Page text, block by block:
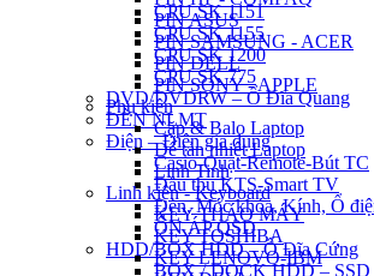
CPU SK 1151
CPU SK 1155
CPU SK 1200
CPU SK 775
DVD/DVDRW – Ổ Đĩa Quang
ĐÈN NLMT
Điện – Điện gia dụng
Casio-Quạt-Remote-Bút TC
Đầu thu KTS-Smart TV
Đèn, Móc khóa, Kính, Ổ
ỔN ÁP QSD
HDD/BOX HDD – Ổ Đĩa Cứng
BOX / DOCK HDD – SSD
PIN ASUS
PIN SAMSUNG - ACER
PIN DELL
PIN SONY - APPLE
Phụ kiện
Cặp & Balo Laptop
Đế tản nhiệt Laptop
Linh Tinh
Linh kiện - Keyboard
KEY THÁO MÁY
KEY TOSHIBA
KEY LENOVO-IBM